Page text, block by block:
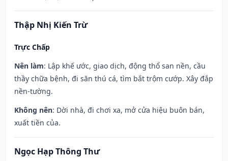
Thập Nhị Kiến Trừ
Trực Chấp
Nên làm: Lập khế ước, giao dịch, động thổ san nền, cầu
thầy chữa bệnh, đi săn thú cá, tìm bắt trộm cướp. Xây đắp
nền-tường.
Không nên: Dời nhà, đi chơi xa, mở cửa hiệu buôn bán,
xuất tiền của.
Ngọc Hạp Thông Thư